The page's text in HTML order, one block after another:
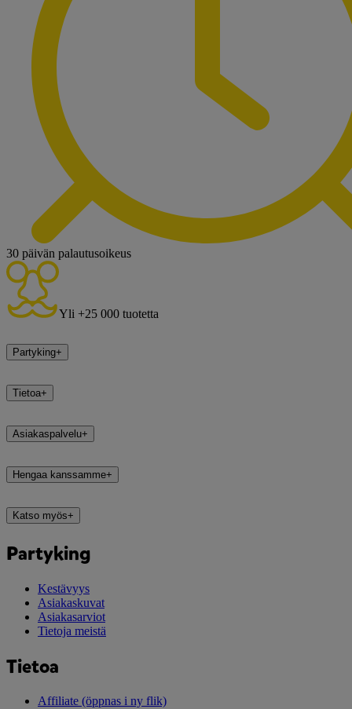
30 päivän palautusoikeus
Yli +25 000 tuotetta
Partyking+
Tietoa+
Asiakaspalvelu+
Hengaa kanssamme+
Katso myös+
Partyking
Kestävyys
Asiakaskuvat
Asiakasarviot
Tietoja meistä
Tietoa
Affiliate (öppnas i ny flik)